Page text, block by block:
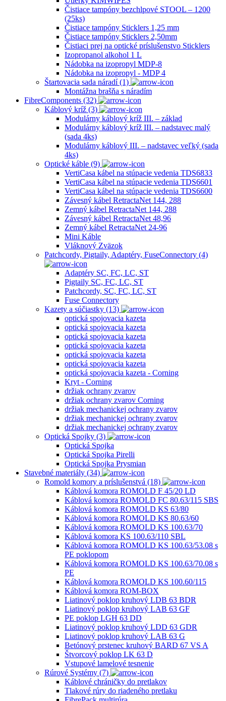
Čistiace tampóny bezchlpové STOOL – 1200
(25ks)
Čistiace tampóny Sticklers 1,25 mm
Čistiace tampóny Sticklers 2,50mm
Čistiaci prej na optické príslušenstvo Sticklers
Izopropanol alkohol 1 L
Nádobka na izopropyl MDP-8
Nádobka na izopropyl ‐ MDP 4
Štartovacia sada náradí (1)
Montážna brašňa s náradím
FibreComponents (32)
Káblový kríž (3)
Modulárny káblový kríž III. – základ
Modulárny káblový kríž III. – nadstavec malý
(sada 4ks)
Modulárny káblový III. – nadstavec veľký (sada
4ks)
Optické káble (9)
VertiCasa kábel na stúpacie vedenia TDS6833
VertiCasa kábel na stúpacie vedenia TDS6601
VertiCasa kábel na stúpacie vedenia TDS6600
Závesný kábel RetractaNet 144, 288
Zemný kábel RetractaNet 144, 288
Závesný kábel RetractaNet 48,96
Zemný kábel RetractaNet 24-96
Mini Káble
Vláknový Zväzok
Patchcordy, Pigtaily, Adaptéry, FuseConnectory (4)
Adaptéry SC, FC, LC, ST
Pigtaily SC, FC, LC, ST
Patchcordy, SC, FC, LC, ST
Fuse Connectory
Kazety a súčiastky (13)
optická spojovacia kazeta
optická spojovacia kazeta
optická spojovacia kazeta
optická spojovacia kazeta
optická spojovacia kazeta
optická spojovacia kazeta
optická spojovacia kazeta - Corning
Kryt - Corning
držiak ochrany zvarov
držiak ochrany zvarov Corning
držiak mechanickej ochrany zvarov
držiak mechanickej ochrany zvarov
držiak mechanickej ochrany zvarov
Optická Spojky (3)
Optická Spojka
Optická Spojka Pirelli
Optická Spojka Prysmian
Stavebné materiály (34)
Romold komory a príslušenstvá (18)
Káblová komora ROMOLD F 45/20 LD
Káblová komora ROMOLD FC 80.63/115 SBS
Káblová komora ROMOLD KS 63/80
Káblová komora ROMOLD KS 80.63/60
Káblová komora ROMOLD KS 100.63/70
Káblová komora KS 100.63/110 SBL
Káblová komora ROMOLD KS 100.63/53.08 s
PE poklopom
Káblová komora ROMOLD KS 100.63/70.08 s
PE
Káblová komora ROMOLD KS 100.60/115
Káblová komora ROM-BOX
Liatinový poklop kruhový LDB 63 BDR
Liatinový poklop kruhový LAB 63 GF
PE poklop LGH 63 DD
Liatinový poklop kruhový LDD 63 GDR
Liatinový poklop kruhový LAB 63 G
Betónový prstenec kruhový BARD 67 VS A
Štvorcový poklop LK 63 D
Vstupové lamelové tesnenie
Rúrové Systémy (7)
Káblové chráničky do pretlakov
Tlakové rúry do riadeného pretlaku